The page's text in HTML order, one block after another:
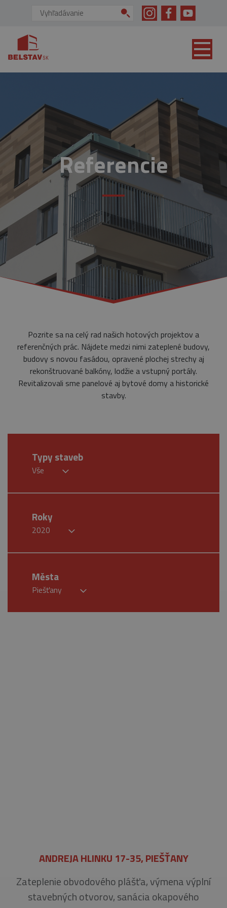
Vyhľadávanie:
Referencie
Pozrite sa na celý rad našich hotových projektov a
referenčných prác. Nájdete medzi nimi zateplené budovy,
budovy s novou fasádou, opravené plochej strechy aj
rekonštruované balkóny, lodžie a vstupný portály.
Revitalizovali sme panelové aj bytové domy a historické
stavby.
Typy staveb
Vše
Roky
2020
Města
Piešťany
ANDREJA HLINKU 17-35, PIEŠŤANY
Zateplenie obvodového plášťa, výmena výplní
stavebných otvorov, sanácia okapového